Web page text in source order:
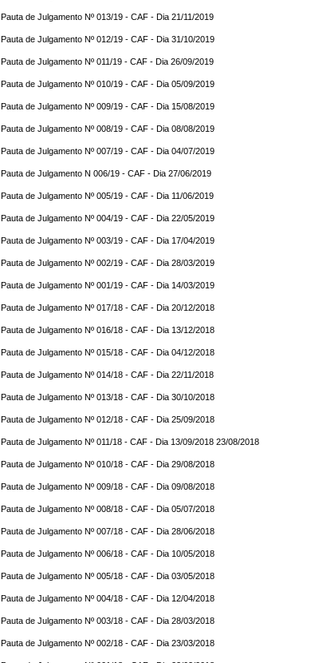
Pauta de Julgamento Nº 013/19 - CAF - Dia 21/11/2019
Pauta de Julgamento Nº 012/19 - CAF - Dia 31/10/2019
Pauta de Julgamento Nº 011/19 - CAF - Dia 26/09/2019
Pauta de Julgamento Nº 010/19 - CAF - Dia 05/09/2019
Pauta de Julgamento Nº 009/19 - CAF - Dia 15/08/2019
Pauta de Julgamento Nº 008/19 - CAF - Dia 08/08/2019
Pauta de Julgamento Nº 007/19 - CAF - Dia 04/07/2019
Pauta de Julgamento N 006/19 - CAF - Dia 27/06/2019
Pauta de Julgamento Nº 005/19 - CAF - Dia 11/06/2019
Pauta de Julgamento Nº 004/19 - CAF - Dia 22/05/2019
Pauta de Julgamento Nº 003/19 - CAF - Dia 17/04/2019
Pauta de Julgamento Nº 002/19 - CAF - Dia 28/03/2019
Pauta de Julgamento Nº 001/19 - CAF - Dia 14/03/2019
Pauta de Julgamento Nº 017/18 - CAF - Dia 20/12/2018
Pauta de Julgamento Nº 016/18 - CAF - Dia 13/12/2018
Pauta de Julgamento Nº 015/18 - CAF - Dia 04/12/2018
Pauta de Julgamento Nº 014/18 - CAF - Dia 22/11/2018
Pauta de Julgamento Nº 013/18 - CAF - Dia 30/10/2018
Pauta de Julgamento Nº 012/18 - CAF - Dia 25/09/2018
Pauta de Julgamento Nº 011/18 - CAF - Dia 13/09/2018 23/08/2018
Pauta de Julgamento Nº 010/18 - CAF - Dia 29/08/2018
Pauta de Julgamento Nº 009/18 - CAF - Dia 09/08/2018
Pauta de Julgamento Nº 008/18 - CAF - Dia 05/07/2018
Pauta de Julgamento Nº 007/18 - CAF - Dia 28/06/2018
Pauta de Julgamento Nº 006/18 - CAF - Dia 10/05/2018
Pauta de Julgamento Nº 005/18 - CAF - Dia 03/05/2018
Pauta de Julgamento Nº 004/18 - CAF - Dia 12/04/2018
Pauta de Julgamento Nº 003/18 - CAF - Dia 28/03/2018
Pauta de Julgamento Nº 002/18 - CAF - Dia 23/03/2018